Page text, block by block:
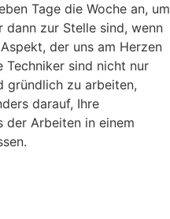
Tage die Woche an, um
dann zur Stelle sind, wenn
der uns am Herzen
Techniker sind nicht nur
gründlich zu arbeiten,
darauf, Ihre
der Arbeiten in einem